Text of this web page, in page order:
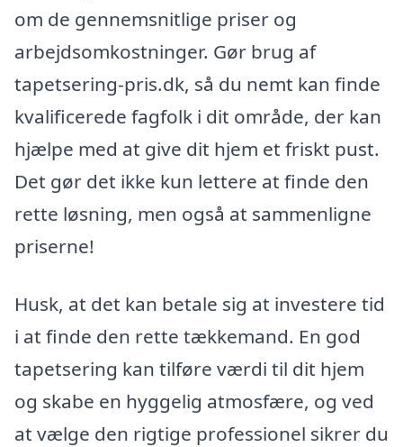
om de gennemsnitlige priser og
arbejdsomkostninger. Gør brug af
tapetsering-pris.dk, så du nemt kan finde
kvalificerede fagfolk i dit område, der kan
hjælpe med at give dit hjem et friskt pust.
Det gør det ikke kun lettere at finde den
rette løsning, men også at sammenligne
priserne!
Husk, at det kan betale sig at investere tid
i at finde den rette tækkemand. En god
tapetsering kan tilføre værdi til dit hjem
og skabe en hyggelig atmosfære, og ved
at vælge den rigtige professionel sikrer du